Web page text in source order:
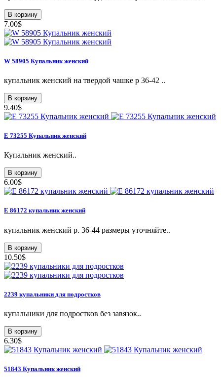
В корзину
7.00$
W 58905 Купальник женский
купальник женский на твердой чашке р 36-42 ..
В корзину
9.40$
E 73255 Купальник женский
Купальник женский..
В корзину
6.00$
Е 86172 купальник женский
купальник женский р. 36-44 размеры уточняйте..
В корзину
10.50$
2239 купальники для подростков
купальники для подростков без завязок..
В корзину
6.30$
51843 Купальник женский